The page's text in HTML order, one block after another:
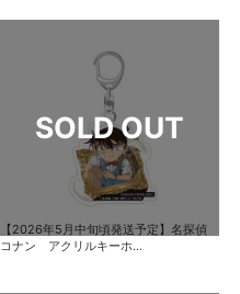
【2026年5月中旬頃発送予定】名探偵
コナン アクリルキーホ...